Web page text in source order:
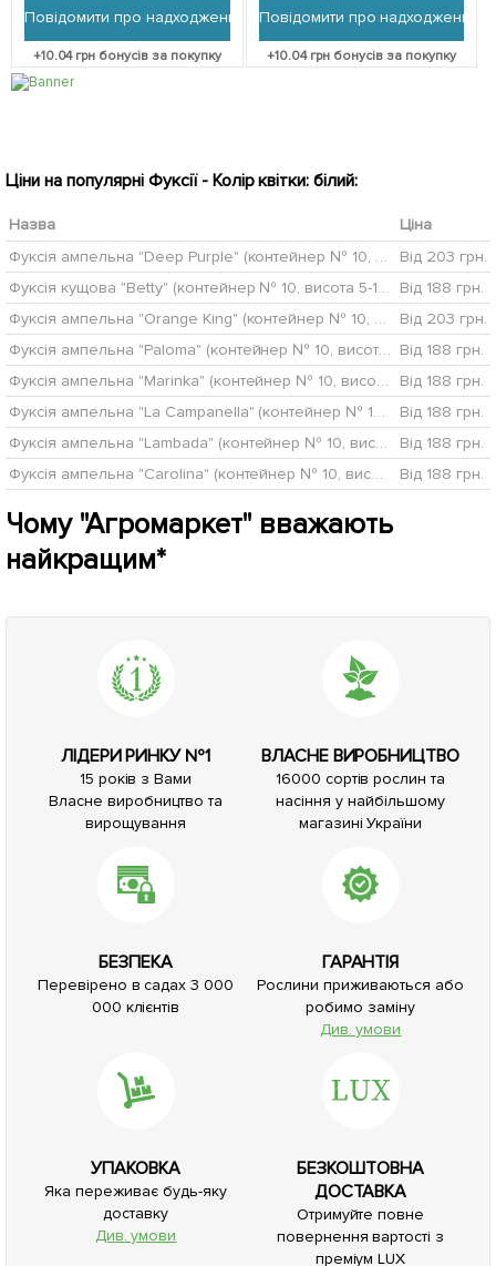
Повідомити про надходження
+10.04грн бонусів за покупку
Повідомити про надходження
+10.04грн бонусів за покупку
Ціни на популярні Фуксії - Колір квітки: білий:
Назва
Ціна
Фуксія ампельна "Deep Purple" (контейнер № 10, висота 5-10 см)
Від 203 грн.
Фуксія кущова "Betty" (контейнер № 10, висота 5-10 см)
Від 188 грн.
Фуксія ампельна "Orange King" (контейнер № 10, висота 5-10 см)
Від 203 грн.
Фуксія ампельна "Paloma" (контейнер № 10, висота 5-10 см) Від 188 грн.
Фуксія ампельна "Marinka" (контейнер № 10, висота 5-10 см)
Від 188 грн.
Фуксія ампельна "La Campanella" (контейнер № 10, висота 5-10 см)
Від 188 грн.
Фуксія ампельна "Lambada" (контейнер № 10, висота 10-15 см)
Від 188 грн.
Фуксія ампельна "Carolina" (контейнер № 10, висота 5-10 см)
Від 188 грн.
Чому "Агромаркет" вважають
найкращим*
ЛІДЕРИ РИНКУ №1
15 років з Вами
Власне виробництво та
вирощування
ВЛАСНЕ ВИРОБНИЦТВО
16000 сортів рослин та
насіння у найбільшому
магазині України
БЕЗПЕКА
Перевірено в садах 3 000
000 клієнтів
ГАРАНТІЯ
Рослини приживаються або
робимо заміну
Див. умови
УПАКОВКА
Яка переживає будь-яку
доставку
Див. умови
БЕЗКОШТОВНА
ДОСТАВКА
Отримуйте повне
повернення вартості з
преміум LUX